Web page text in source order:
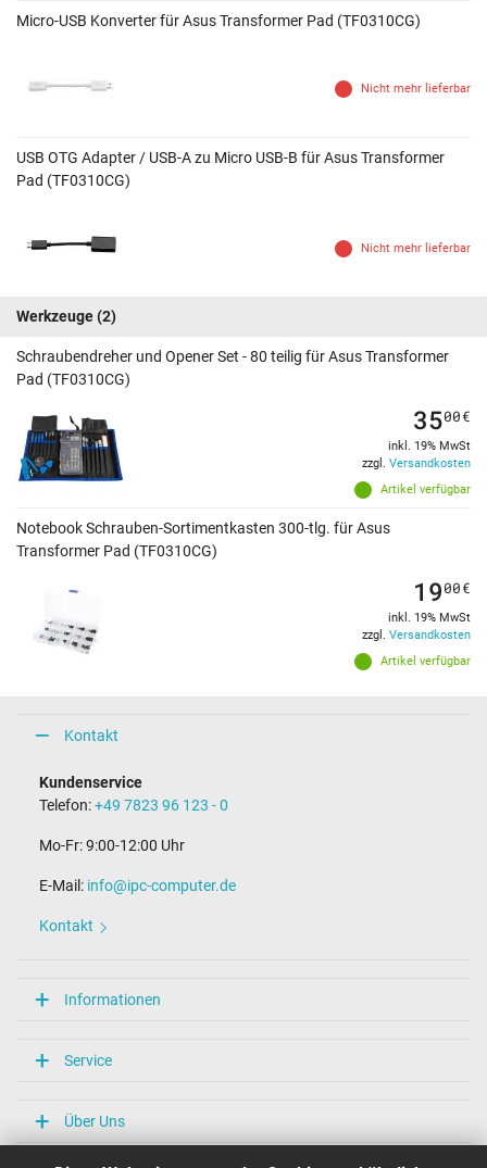
Micro-USB Konverter für Asus Transformer Pad (TF0310CG)
Nicht mehr lieferbar
USB OTG Adapter / USB-A zu Micro USB-B für Asus Transformer
Pad (TF0310CG)
Nicht mehr lieferbar
Werkzeuge(2)
Schraubendreher und Opener Set - 80 teilig für Asus Transformer
Pad (TF0310CG)
Artikel verfügbar
3500€
inkl. 19% MwSt
zzgl. Versandkosten
Notebook Schrauben-Sortimentkasten 300-tlg. für Asus
Transformer Pad (TF0310CG)
Artikel verfügbar
1900€
inkl. 19% MwSt
zzgl. Versandkosten
Kontakt
Kundenservice
Telefon:+49 7823 96 123 - 0
Mo-Fr: 9:00-12:00 Uhr
E-Mail: info@ipc-computer.de
Kontakt
Informationen
Service
Über Uns